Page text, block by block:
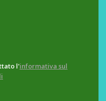
l'informativa sul